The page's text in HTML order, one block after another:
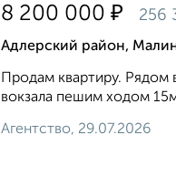
8 200 000 ₽ 256
Адлерский район,
Продам квартиру. Рядом
вокзала пешим ходом
Агентство, 29.07.2026